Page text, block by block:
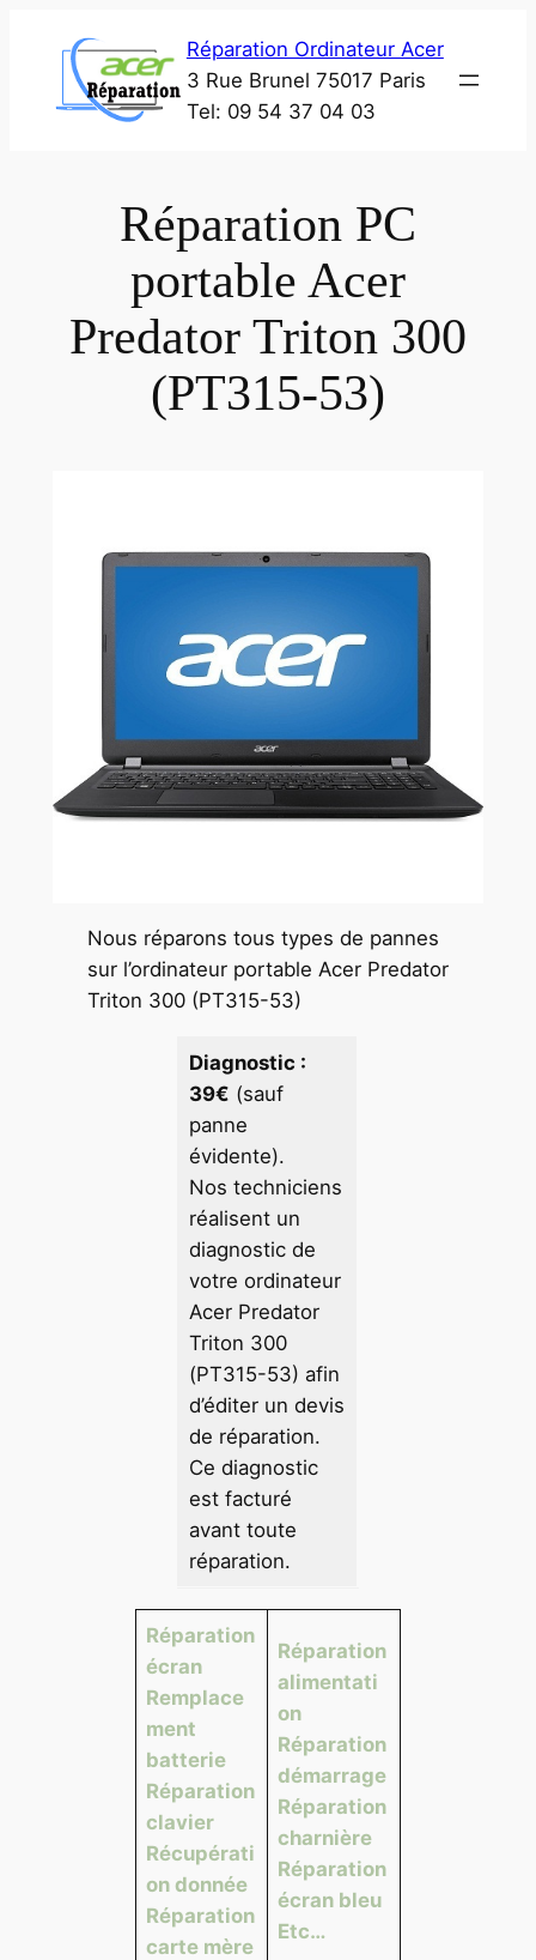
contenu
Réparation Ordinateur Acer
3 Rue Brunel 75017 Paris
Tel: 09 54 37 04 03
Réparation PC
portable Acer
Predator Triton 300
(PT315-53)
Nous réparons tous types de pannes
sur l’ordinateur portable Acer Predator
Triton 300 (PT315-53)
Diagnostic :
39€ (sauf
panne
évidente).
Nos techniciens
réalisent un
diagnostic de
votre ordinateur
Acer Predator
Triton 300
(PT315-53) afin
d’éditer un devis
de réparation.
Ce diagnostic
est facturé
avant toute
réparation.
Réparation
écran
Remplace
ment
batterie
Réparation
clavier
Récupérati
on donnée
Réparation
carte mère
Réparation
alimentati
on
Réparation
démarrage
Réparation
charnière
Réparation
écran bleu
Etc…